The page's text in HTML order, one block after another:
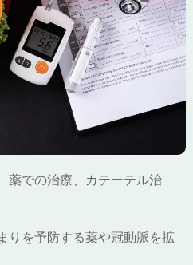
薬での治療、カテーテル治
りを予防する薬や冠動脈を拡